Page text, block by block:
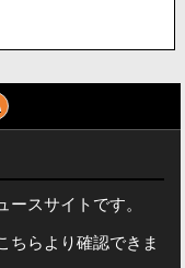
スサイトです。
ちらより確認できま